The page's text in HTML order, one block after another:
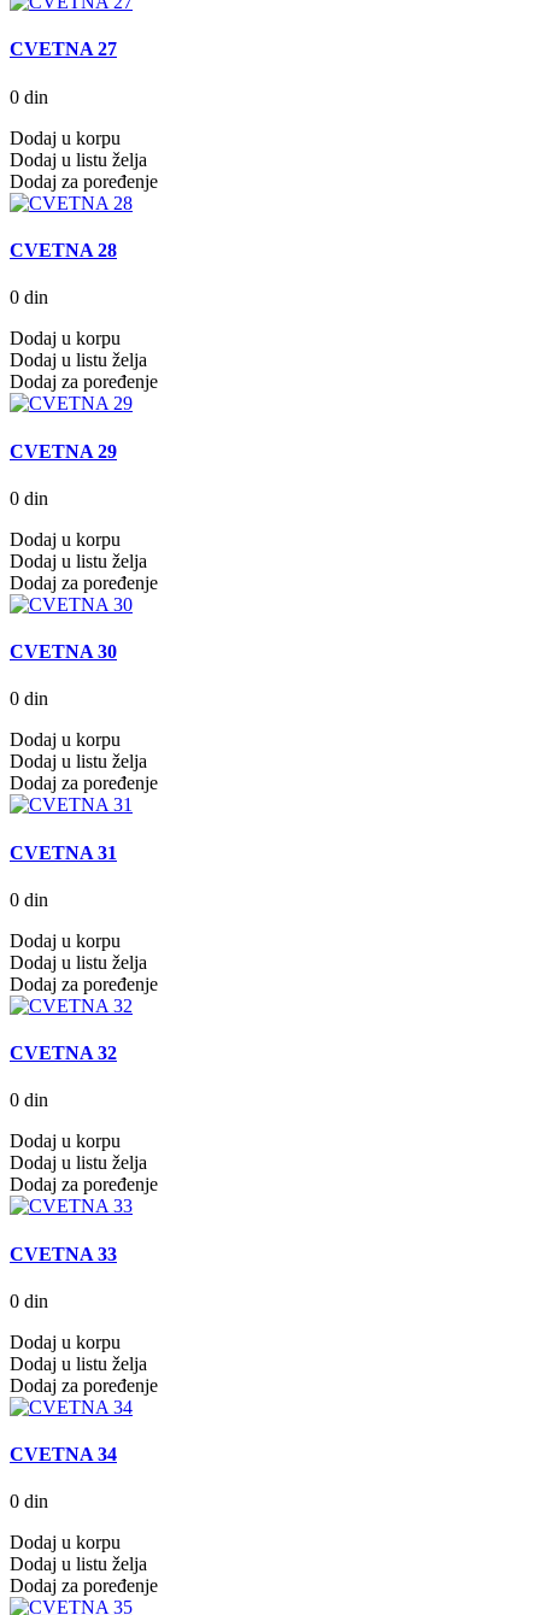
CVETNA 27
0 din
Dodaj u korpu
Dodaj u listu želja
Dodaj za poređenje
CVETNA 28
0 din
Dodaj u korpu
Dodaj u listu želja
Dodaj za poređenje
CVETNA 29
0 din
Dodaj u korpu
Dodaj u listu želja
Dodaj za poređenje
CVETNA 30
0 din
Dodaj u korpu
Dodaj u listu želja
Dodaj za poređenje
CVETNA 31
0 din
Dodaj u korpu
Dodaj u listu želja
Dodaj za poređenje
CVETNA 32
0 din
Dodaj u korpu
Dodaj u listu želja
Dodaj za poređenje
CVETNA 33
0 din
Dodaj u korpu
Dodaj u listu želja
Dodaj za poređenje
CVETNA 34
0 din
Dodaj u korpu
Dodaj u listu želja
Dodaj za poređenje